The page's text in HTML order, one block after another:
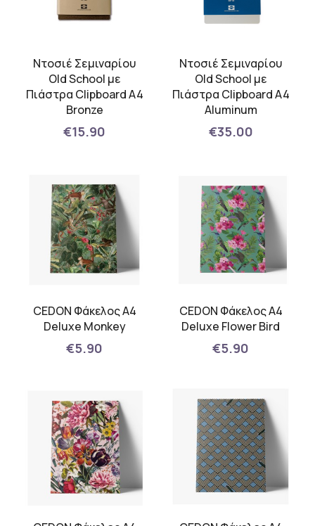
Ντοσιέ Σεμιναρίου
Old School με
Πιάστρα Clipboard A4
Bronze
€15.90
Ντοσιέ Σεμιναρίου
Old School με
Πιάστρα Clipboard A4
Aluminum
€35.00
CEDON Φάκελος Α4
Deluxe Monkey
€5.90
CEDON Φάκελος Α4
Deluxe Flower Bird
€5.90